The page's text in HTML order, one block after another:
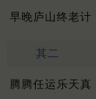
早晚庐山终老计
其二
腾腾任运乐天真